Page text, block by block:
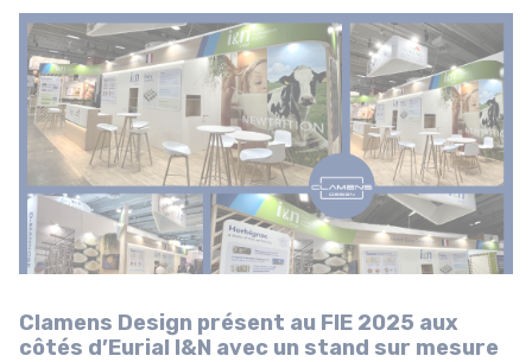
Clamens Design présent au FIE 2025 aux
côtés d’Eurial I&N avec un stand sur mesure